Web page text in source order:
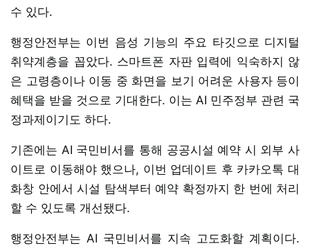
수 있다.
행정안전부는 이번 음성 기능의 주요 타깃으로 디지털
취약계층을 꼽았다. 스마트폰 자판 입력에 익숙하지 않
은 고령층이나 이동 중 화면을 보기 어려운 사용자 등이
혜택을 받을 것으로 기대한다. 이는 AI 민주정부 관련 국
정과제이기도 하다.
기존에는 AI 국민비서를 통해 공공시설 예약 시 외부 사
이트로 이동해야 했으나, 이번 업데이트 후 카카오톡 대
화창 안에서 시설 탐색부터 예약 확정까지 한 번에 처리
할 수 있도록 개선됐다.
행정안전부는 AI 국민비서를 지속 고도화할 계획이다.